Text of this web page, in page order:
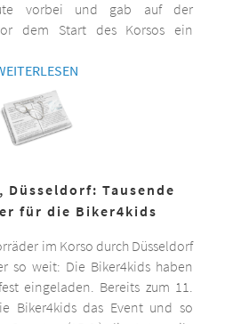
vorbei und gab auf der
dem Start des Korsos ein
Düsseldorf: Tausende
für die Biker4kids
im Korso durch Düsseldorf
so weit: Die Biker4kids haben
eingeladen. Bereits zum 11.
Biker4kids das Event und so